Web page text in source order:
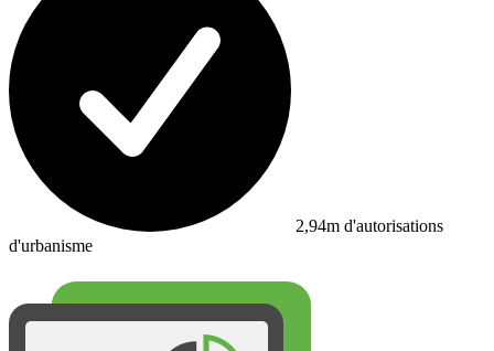
2,94m d'autorisations
d'urbanisme